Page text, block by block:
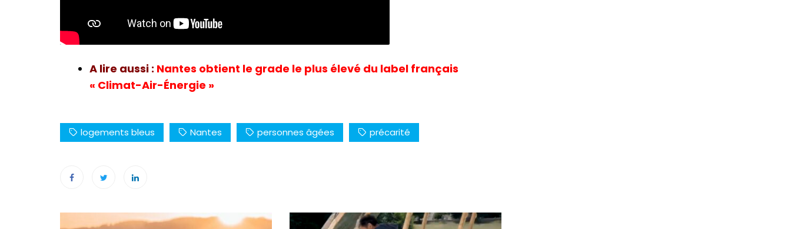
A lire aussi : Nantes obtient le grade le plus élevé du label français
« Climat-Air-Énergie »
logements bleus Nantes personnes âgées précarité
Navigation